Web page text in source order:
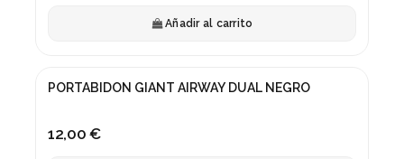
Añadir al carrito
PORTABIDON GIANT AIRWAY DUAL NEGRO
12,00 €